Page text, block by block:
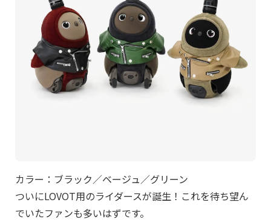
カラー：ブラック／ベージュ／グリーン
ついにLOVOT用のライダースが誕生！これを待ち望ん
でいたファンも多いはずです。